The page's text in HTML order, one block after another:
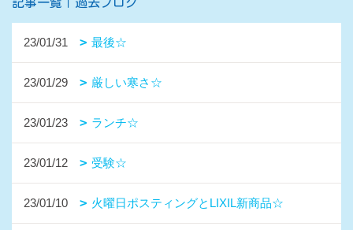
記事一覧｜過去ブログ
23/01/31 最後☆
23/01/29 厳しい寒さ☆
23/01/23 ランチ☆
23/01/12 受験☆
23/01/10 火曜日ポスティングとLIXIL新商品☆